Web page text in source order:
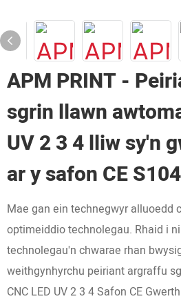
APM PRINT -
sgrin llawn
UV 2 3 4 lliw sy'n
ar y safon CE
Mae gan ein technegwyr alluoedd
optimeiddio technolegau. Rhaid i
technolegau'n chwarae rhan
weithgynhyrchu peiriant argraffu
CNC LED UV 2 3 4 Safon CE